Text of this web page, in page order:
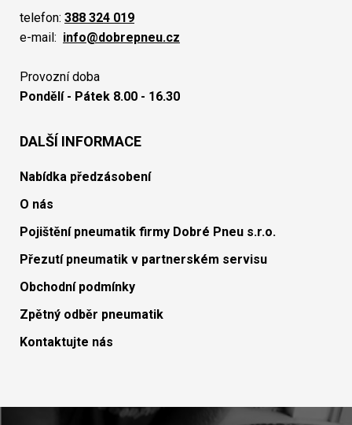
telefon: 388 324 019
e-mail: info@dobrepneu.cz
Provozní doba
Pondělí - Pátek 8.00 - 16.30
DALŠÍ INFORMACE
Nabídka předzásobení
O nás
Pojištění pneumatik firmy Dobré Pneu s.r.o.
Přezutí pneumatik v partnerském servisu
Obchodní podmínky
Zpětný odběr pneumatik
Kontaktujte nás